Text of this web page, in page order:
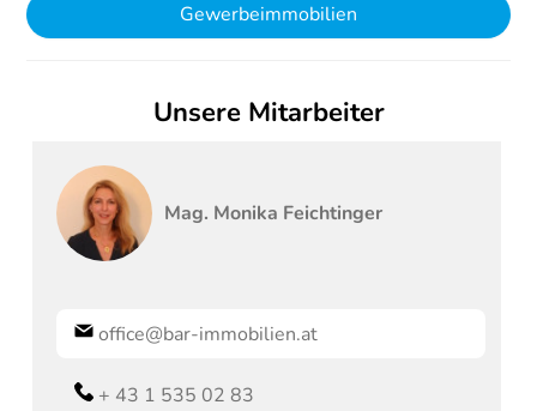
Gewerbeimmobilien
Unsere Mitarbeiter
Mag. Monika Feichtinger
office@bar-immobilien.at
+ 43 1 535 02 83